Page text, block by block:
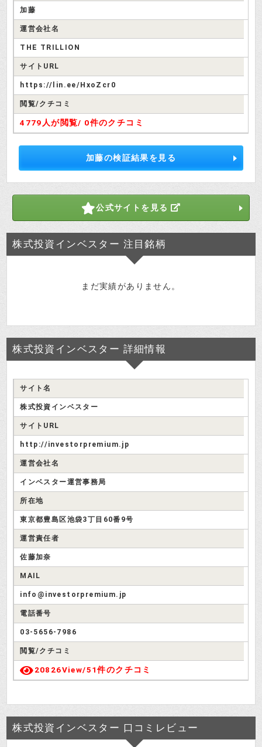
検証さつき
広くておしゃれな会議室ね
サイトにあった所在地のGoogleマッ
プの画像がこれです。
投資はじめ
向かって左側のアパートなんですけ
１００％詐欺ね。でも、面白そうだ
から会員登録しなさい！
株式投資インベスターの推奨銘柄
投資はじめ
先輩、株式投資インベスターズに無
仕事が早いわね～。で、どうだっ
た？
投資はじめ
「藤原ゆりか」さんという、女の子
から電話がかかって来ました。無料
の銘柄相談を受けるには、サポート
加藤
運営会社名
THE TRILLION
サイトURL
https://lin.ee/HxoZcr0
閲覧/クチコミ
4779人が閲覧/ 0件のクチコミ
加藤の検証結果を見る
公式サイトを見る
株式投資インベスター 注目銘柄
まだ実績がありません。
株式投資インベスター 詳細情報
サイト名
株式投資インベスター
サイトURL
http://investorpremium.jp
運営会社名
インベスター運営事務局
所在地
東京都豊島区池袋3丁目60番9号
運営責任者
佐藤加奈
MAIL
info@investorpremium.jp
電話番号
03-5656-7986
閲覧/クチコミ
20826View/51件のクチコミ
株式投資インベスター 口コミレビュー